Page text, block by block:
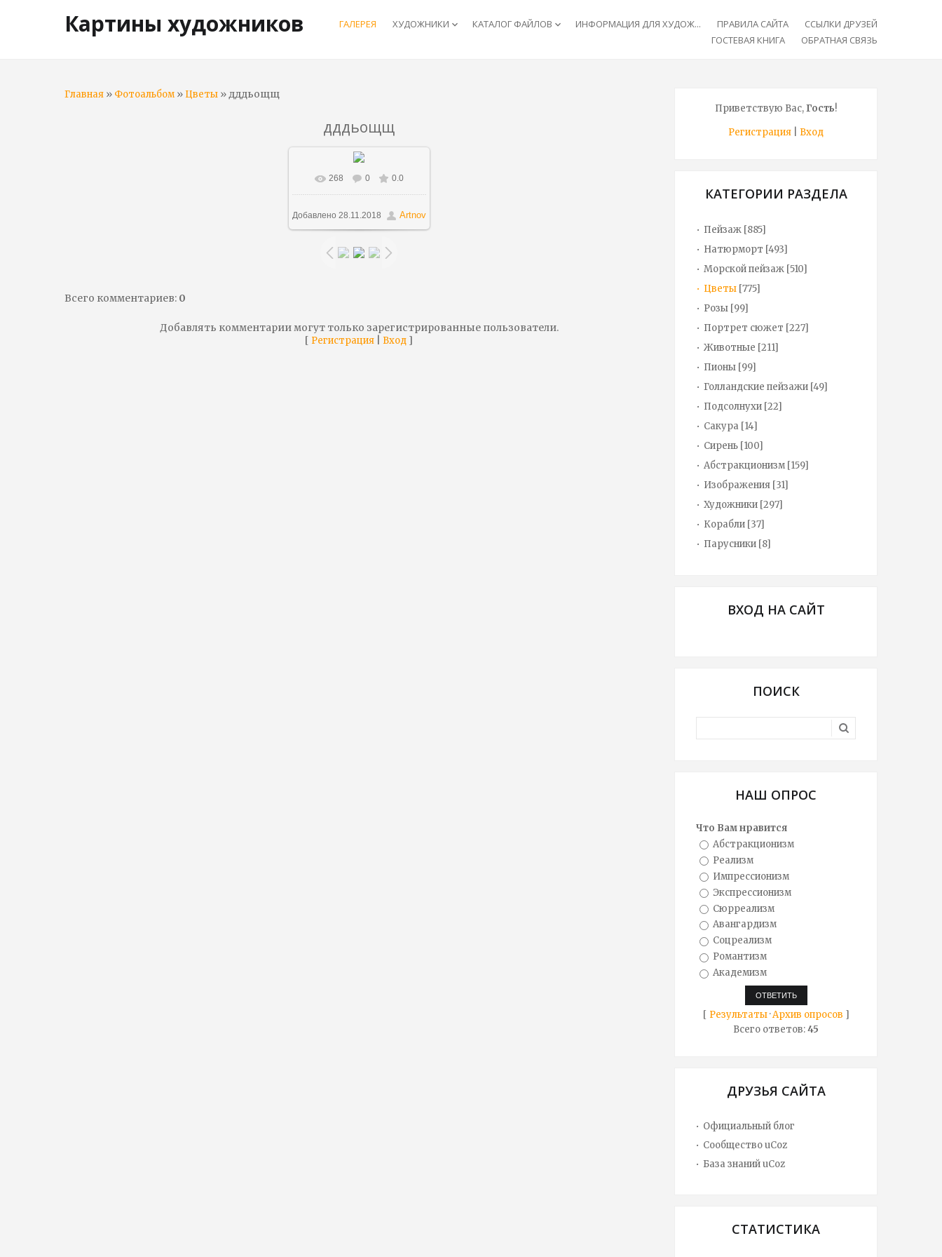
Картины художников ГАЛЕРЕЯ ХУДОЖНИКИ keyboard_arrow_down КАТАЛОГ ФАЙЛОВ keyboard_arrow_down ИНФОРМАЦИЯ ДЛЯ ХУДОЖ... ПРАВИЛА САЙТА
ССЫЛКИ ДРУЗЕЙ
ГОСТЕВАЯ КНИГА
ОБРАТНАЯ СВЯЗЬ
Главная » Фотоальбом» Цветы » дддьощщ
дддьощщ
В реальном размере
841x626 / 93.1Kb
268 0 0.0
Добавлено 28.11.2018 Artnov
Всего комментариев: 0
Добавлять комментарии могут только зарегистрированные пользователи.
[ Регистрация Вход ]
Приветствую Вас,Гость!
Регистрация
Вход
КАТЕГОРИИ РАЗДЕЛА
Пейзаж [885]
Натюрморт [493]
Морской пейзаж [510]
Цветы [775]
Розы [99]
Портрет сюжет [227]
Животные [211]
Пионы [99]
Голландские пейзажи [49]
Подсолнухи [22]
Сакура [14]
Сирень [100]
Абстракционизм [159]
Изображения [31]
Художники [297]
Корабли [37]
Парусники [8]
ВХОД НА САЙТ
ПОИСК
НАШ ОПРОС
Что Вам нравится
Абстракционизм
Реализм
Импрессионизм
Экспрессионизм
Сюрреализм
Авангардизм
Соцреализм
Романтизм
Академизм
[ Результаты·Архив опросов ]
Всего ответов:45
ДРУЗЬЯ САЙТА
Официальный блог
Сообщество uCoz
База знаний uCoz
СТАТИСТИКА